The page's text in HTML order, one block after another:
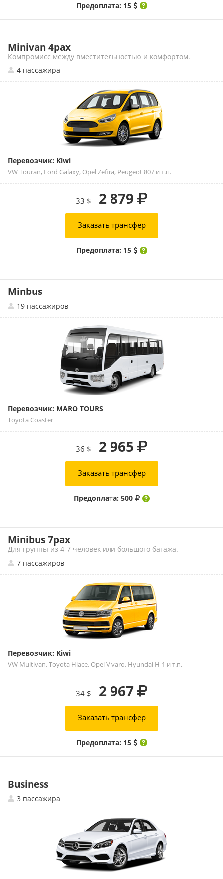
Предоплата: 15
Minivan 4pax
Компромисс между вместительностью и комфортом.
4 пассажира
Перевозчик: Kiwi
VW Touran, Ford Galaxy, Opel Zefira, Peugeot 807 и т.п.
33 $ 2 879
Заказать трансфер
Предоплата: 15
Minbus
19 пассажиров
Перевозчик: MARO TOURS
Toyota Coaster
36 $ 2 965
Заказать трансфер
Предоплата: 500
Minibus 7pax
Для группы из 4-7 человек или большого багажа.
7 пассажиров
Перевозчик: Kiwi
VW Multivan, Toyota Hiace, Opel Vivaro, Hyundai H-1 и т.п.
34 $ 2 967
Заказать трансфер
Предоплата: 15
Business
3 пассажира